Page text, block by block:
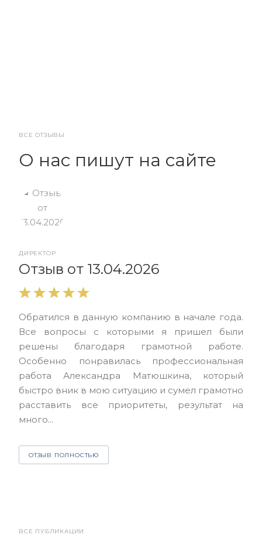
ВСЕ ОТЗЫВЫ
О нас пишут на сайте
ДИРЕКТОР
Отзыв от 13.04.2026
Обратился в данную компанию в начале года.
Все вопросы с которыми я пришел были
решены благодаря грамотной работе.
Особенно понравилась профессиональная
работа Александра Матюшкина, который
быстро вник в мою ситуацию и сумел грамотно
расставить все приоритеты, результат на
много...
ОТЗЫВ ПОЛНОСТЬЮ
ВСЕ ПУБЛИКАЦИИ